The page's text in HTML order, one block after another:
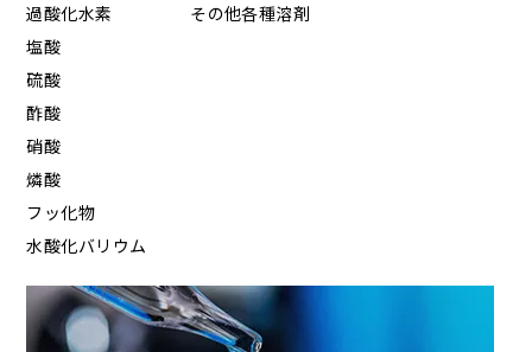
過酸化水素
塩酸
硫酸
酢酸
硝酸
燐酸
フッ化物
水酸化バリウム
その他各種溶剤